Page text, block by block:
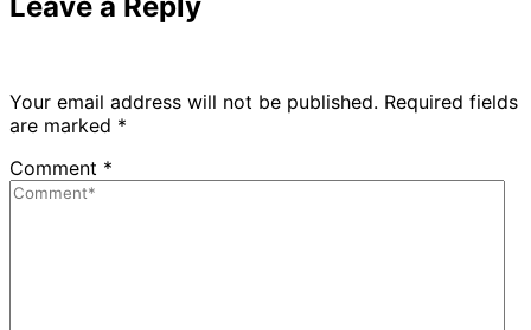
Leave a Reply
Your email address will not be published. Required fields
are marked *
Comment *